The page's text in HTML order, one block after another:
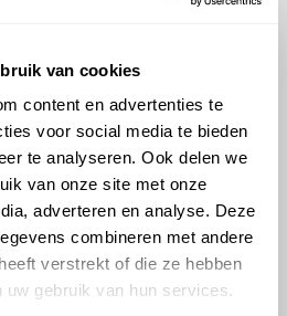
van cookies
content en advertenties te
voor social media te bieden
te analyseren. Ook delen we
van onze site met onze
adverteren en analyse. Deze
combineren met andere
verstrekt of die ze hebben
gebruik van hun services.
voor schade of verlies
of omissies in de verstrekte
te
erkent de gebruiker dat
en het vermogen heeft
op een
manier uit te voeren. Hij/zij
de uitgever enDen Hartog
letsel, claim en schade
interpretatie of een
gegevens.